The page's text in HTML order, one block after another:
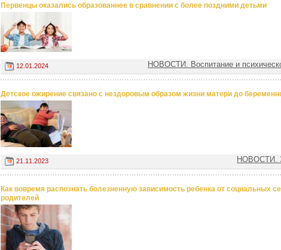
Первенцы оказались образованнее в сравнении с более поздними детьми
12.01.2024 НОВОСТИ. Воспитание и
Детское ожирение связано с нездоровым образом жизни матери до
21.11.2023 НОВОСТИ.
Как вовремя распознать болезненную зависимость ребенка от социальных
родителей